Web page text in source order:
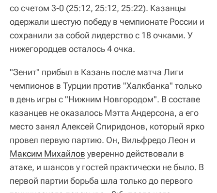
со счетом 3-0 (25:12, 25:12, 25:22). Казанцы
одержали шестую победу в чемпионате России и
сохранили за собой лидерство с 18 очками. У
нижегородцев осталось 4 очка.
"Зенит" прибыл в Казань после матча Лиги
чемпионов в Турции против "Халкбанка" только
в день игры с "Нижним Новгородом". В составе
казанцев не оказалось Мэтта Андерсона, а его
место занял Алексей Спиридонов, который ярко
провел первую партию. Он, Вильфредо Леон и
Максим Михайлов уверенно действовали в
атаке, и шансов у гостей практически не было. В
первой партии борьба шла только до первого